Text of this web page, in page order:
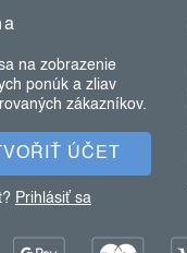
na zobrazenie
ponúk a zliav
zákazníkov.
ÚČET
Prihlásiť sa